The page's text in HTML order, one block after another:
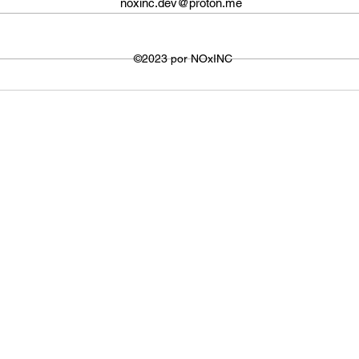
utilizada para visualizar os
de
noxinc.dev@proton.me
©2023 por NOxINC